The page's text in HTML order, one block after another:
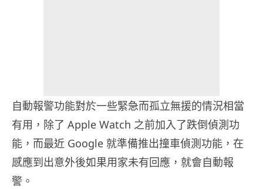
自動報警功能對於一些緊急而孤立無援的情況相當
有用，除了 Apple Watch 之前加入了跌倒偵測功
能，而最近 Google 就準備推出撞車偵測功能，在
感應到出意外後如果用家未有回應，就會自動報
警。